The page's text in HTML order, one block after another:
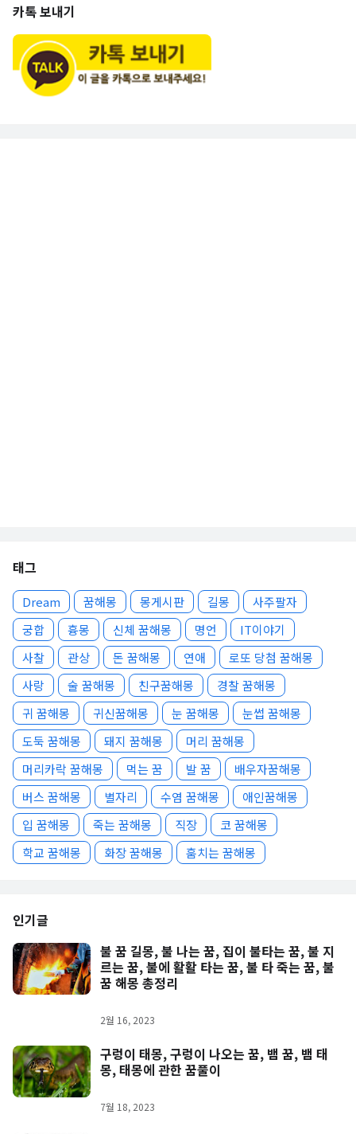
카톡 보내기
태그
Dream 꿈해몽 몽게시판 길몽
사주팔자
궁합
흉몽 신체 꿈해몽 명언
IT이야기
사찰
관상 돈 꿈해몽 연애
로또 당첨 꿈해몽
사랑
술 꿈해몽 친구꿈해몽
경찰 꿈해몽
귀 꿈해몽
귀신꿈해몽 눈 꿈해몽
눈썹 꿈해몽
도둑 꿈해몽
돼지 꿈해몽
머리 꿈해몽
머리카락 꿈해몽
먹는 꿈 발 꿈
배우자꿈해몽
버스 꿈해몽
별자리 수염 꿈해몽
애인꿈해몽
입 꿈해몽
죽는 꿈해몽 직장
코 꿈해몽
학교 꿈해몽
화장 꿈해몽 훔치는 꿈해몽
인기글
불 꿈 길몽, 불 나는 꿈, 집이 불타는 꿈, 불 지
르는 꿈, 불에 활활 타는 꿈, 불 타 죽는 꿈, 불
꿈 해몽 총정리
2월 16, 2023
구렁이 태몽, 구렁이 나오는 꿈, 뱀 꿈, 뱀 태
몽, 태몽에 관한 꿈풀이
7월 18, 2023